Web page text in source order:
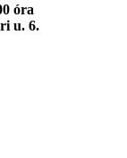
óra
u. 6.